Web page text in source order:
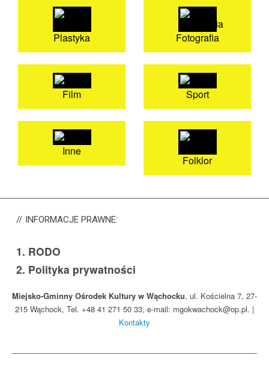
Plastyka Fotografia
Film Sport
Inne
Folklor
INFORMACJEPRAWNE:
1. RODO
2. Polityka prywatności
Miejsko-Gminny Ośrodek Kultury w Wąchocku, ul. Kościelna 7, 27-
215 Wąchock, Tel. +48 41 271 50 33, e-mail: mgokwachock@op.pl. |
Kontakty